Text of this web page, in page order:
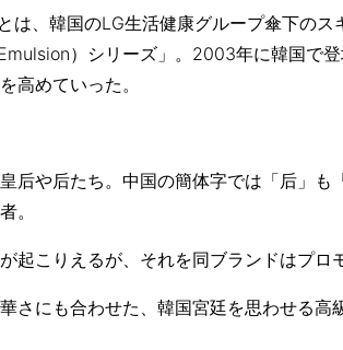
、韓国のLG生活健康グループ傘下のス
）シリーズ」。2003年に韓国で
高めていった。
后や后たち。中国の簡体字では「后」
。
起こりえるが、それを同ブランドはプロ
さにも合わせた、韓国宮廷を思わせる